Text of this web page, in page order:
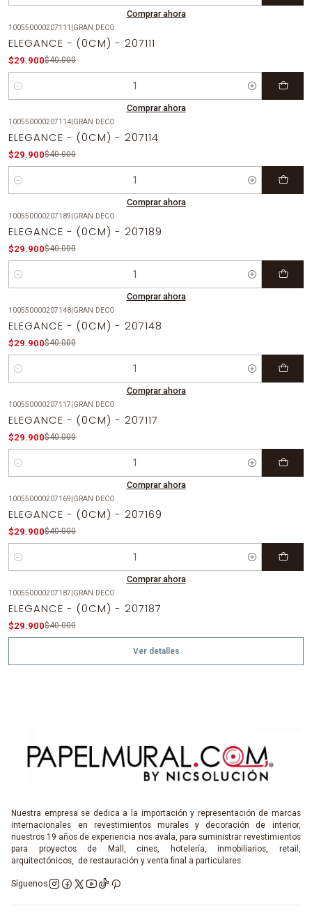
Comprar ahora
100550000207111 |GRAN DECO
ELEGANCE - (0CM) - 207111
$29.900$40.000
Cantidad
Comprar ahora
100550000207114|GRAN DECO
ELEGANCE - (0CM) - 207114
$29.900$40.000
Cantidad
Comprar ahora
100550000207189|GRAN DECO
ELEGANCE - (0CM) - 207189
$29.900$40.000
Cantidad
Comprar ahora
100550000207148|GRAN DECO
ELEGANCE - (0CM) - 207148
$29.900$40.000
Cantidad
Comprar ahora
100550000207117|GRAN DECO
ELEGANCE - (0CM) - 207117
$29.900$40.000
Cantidad
Comprar ahora
100550000207169|GRAN DECO
ELEGANCE - (0CM) - 207169
$29.900$40.000
Cantidad
Comprar ahora
Agotado
100550000207187|GRAN DECO
ELEGANCE - (0CM) - 207187
$29.900$40.000
Ver detalles
Nuestra empresa se dedica a la importación y representación de marcas
internacionales en revestimientos murales y decoración de interior,
nuestros 19 años de experiencia nos avala, para suministrar revestimientos
para proyectos de Mall, cines, hotelería, inmobiliarios, retail,
arquitectónicos, de restauración y venta final a particulares.
Síguenos